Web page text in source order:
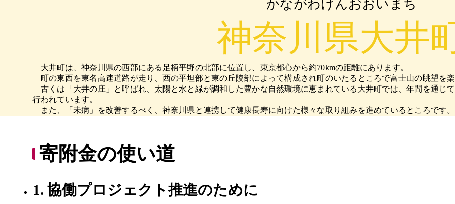
かながわけんおおいまち
神奈川県大井
大井町は、神奈川県の西部にある足柄平野の北部に位置し、東京都心から約70kmの距離にあります。
町の東西を東名高速道路が走り、西の平坦部と東の丘陵部によって構成され町のいたるところで富士山の眺望を
古くは「大井の庄」と呼ばれ、太陽と水と緑が調和した豊かな自然環境に恵まれている大井町では、年間を通じ
行われています。
また、「未病」を改善するべく、神奈川県と連携して健康長寿に向けた様々な取り組みを進めているところです。
寄附金の使い道
1. 協働プロジェクト推進のために